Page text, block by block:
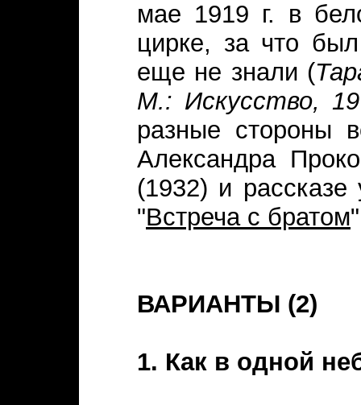
мае 1919 г. в
цирке, за что
еще не знали (
М.: Искусство,
разные стороны
Александра
(1932) и рассказе
"Встреча с братом
ВАРИАНТЫ (2)
1. Как в одной